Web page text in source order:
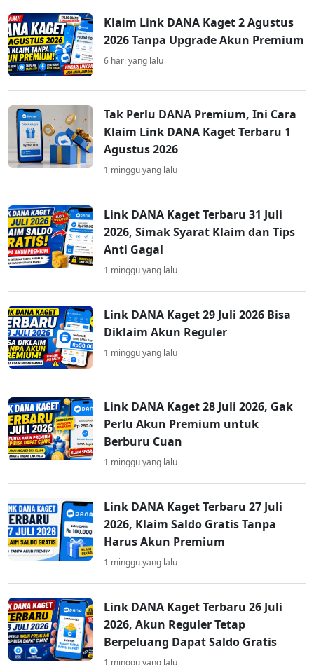
Klaim Link DANA Kaget 2 Agustus
2026 Tanpa Upgrade Akun Premium
6 hari yang lalu
Tak Perlu DANA Premium, Ini Cara
Klaim Link DANA Kaget Terbaru 1
Agustus 2026
1 minggu yang lalu
Link DANA Kaget Terbaru 31 Juli
2026, Simak Syarat Klaim dan Tips
Anti Gagal
1 minggu yang lalu
Link DANA Kaget 29 Juli 2026 Bisa
Diklaim Akun Reguler
1 minggu yang lalu
Link DANA Kaget 28 Juli 2026, Gak
Perlu Akun Premium untuk
Berburu Cuan
1 minggu yang lalu
Link DANA Kaget Terbaru 27 Juli
2026, Klaim Saldo Gratis Tanpa
Harus Akun Premium
1 minggu yang lalu
Link DANA Kaget Terbaru 26 Juli
2026, Akun Reguler Tetap
Berpeluang Dapat Saldo Gratis